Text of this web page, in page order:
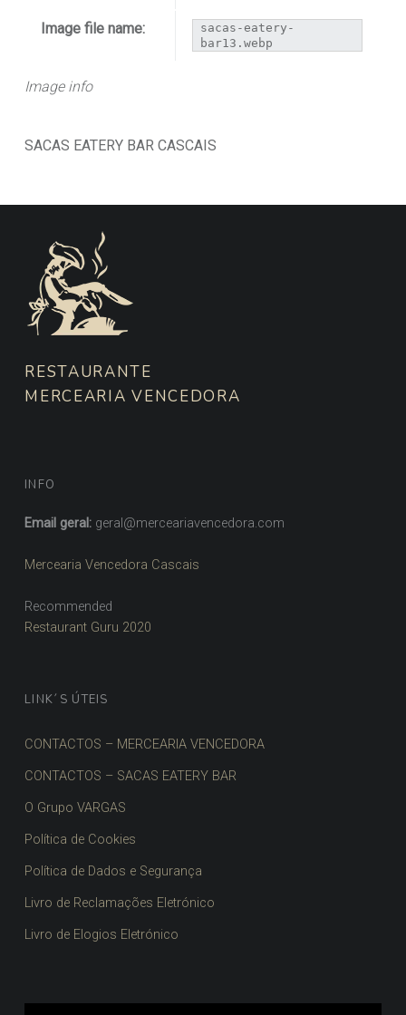
Image info
Image file name:
sacas-eatery-
bar13.webp
SACAS EATERY BAR CASCAIS
FOOTER SIDEBAR
RESTAURANTE
MERCEARIA VENCEDORA
INFO
Email geral: geral@merceariavencedora.com
Mercearia Vencedora Cascais
Recommended
Restaurant Guru 2020
LINK´S ÚTEIS
CONTACTOS – MERCEARIA VENCEDORA
CONTACTOS – SACAS EATERY BAR
O Grupo VARGAS
Política de Cookies
Política de Dados e Segurança
Livro de Reclamações Eletrónico
Livro de Elogios Eletrónico